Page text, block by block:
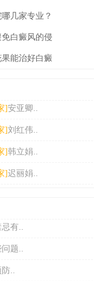
几家专业？
白癜风的侵
能治好白癜
]安亚卿..
]刘红伟..
]韩立娟..
]迟丽娟..
有..
题..
..